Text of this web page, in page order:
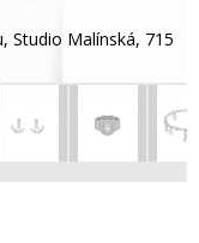
Studio Malínská, 715